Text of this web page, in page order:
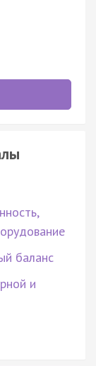
баланс
и